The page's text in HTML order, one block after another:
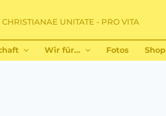
UNITATE - PRO VITA
Wir für… Fotos Shop